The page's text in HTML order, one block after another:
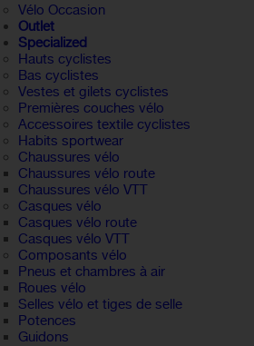
Vélo Occasion
Outlet
Specialized
Hauts cyclistes
Bas cyclistes
Vestes et gilets cyclistes
Premières couches vélo
Accessoires textile cyclistes
Habits sportwear
Chaussures vélo
Chaussures vélo route
Chaussures vélo VTT
Casques vélo
Casques vélo route
Casques vélo VTT
Composants vélo
Pneus et chambres à air
Roues vélo
Selles vélo et tiges de selle
Potences
Guidons